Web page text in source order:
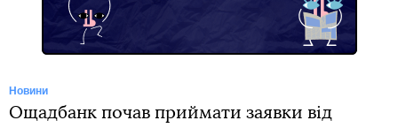
Новини
Ощадбанк почав приймати заявки від